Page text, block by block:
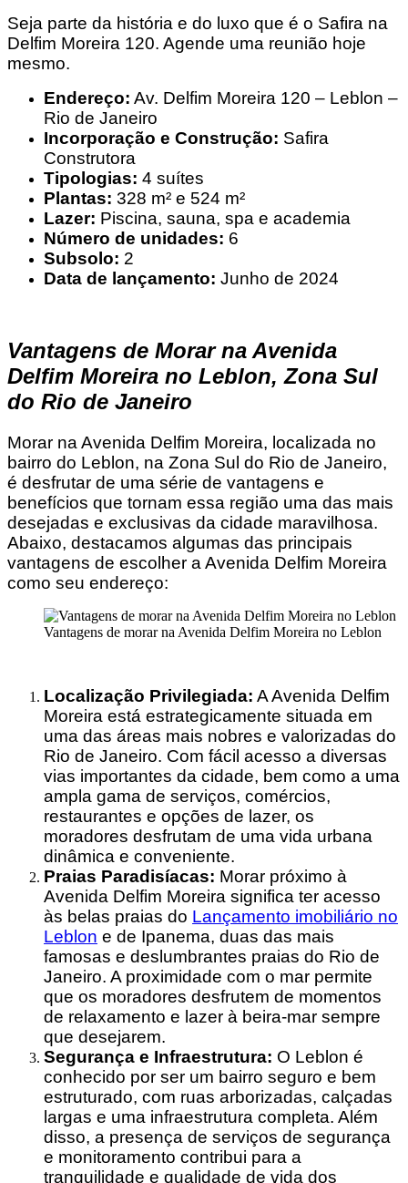
Seja parte da história e do luxo que é o Safira na
Delfim Moreira 120. Agende uma reunião hoje
mesmo.
Endereço: Av. Delfim Moreira 120 – Leblon –
Rio de Janeiro
Incorporação e Construção: Safira
Construtora
Tipologias: 4 suítes
Plantas: 328 m² e 524 m²
Lazer: Piscina, sauna, spa e academia
Número de unidades: 6
Subsolo: 2
Data de lançamento: Junho de 2024
Vantagens de Morar na Avenida
Delfim Moreira no Leblon, Zona Sul
do Rio de Janeiro
Morar na Avenida Delfim Moreira, localizada no
bairro do Leblon, na Zona Sul do Rio de Janeiro,
é desfrutar de uma série de vantagens e
benefícios que tornam essa região uma das mais
desejadas e exclusivas da cidade maravilhosa.
Abaixo, destacamos algumas das principais
vantagens de escolher a Avenida Delfim Moreira
como seu endereço:
Vantagens de morar na Avenida Delfim Moreira no Leblon
Localização Privilegiada: A Avenida Delfim
Moreira está estrategicamente situada em
uma das áreas mais nobres e valorizadas do
Rio de Janeiro. Com fácil acesso a diversas
vias importantes da cidade, bem como a uma
ampla gama de serviços, comércios,
restaurantes e opções de lazer, os
moradores desfrutam de uma vida urbana
dinâmica e conveniente.
Praias Paradisíacas: Morar próximo à
Avenida Delfim Moreira significa ter acesso
às belas praias do Lançamento imobiliário no
Leblon e de Ipanema, duas das mais
famosas e deslumbrantes praias do Rio de
Janeiro. A proximidade com o mar permite
que os moradores desfrutem de momentos
de relaxamento e lazer à beira-mar sempre
que desejarem.
Segurança e Infraestrutura: O Leblon é
conhecido por ser um bairro seguro e bem
estruturado, com ruas arborizadas, calçadas
largas e uma infraestrutura completa. Além
disso, a presença de serviços de segurança
e monitoramento contribui para a
tranquilidade e qualidade de vida dos